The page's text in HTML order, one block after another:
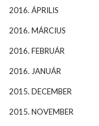
2016. ÁPRILIS
2016. MÁRCIUS
2016. FEBRUÁR
2016. JANUÁR
2015. DECEMBER
2015. NOVEMBER